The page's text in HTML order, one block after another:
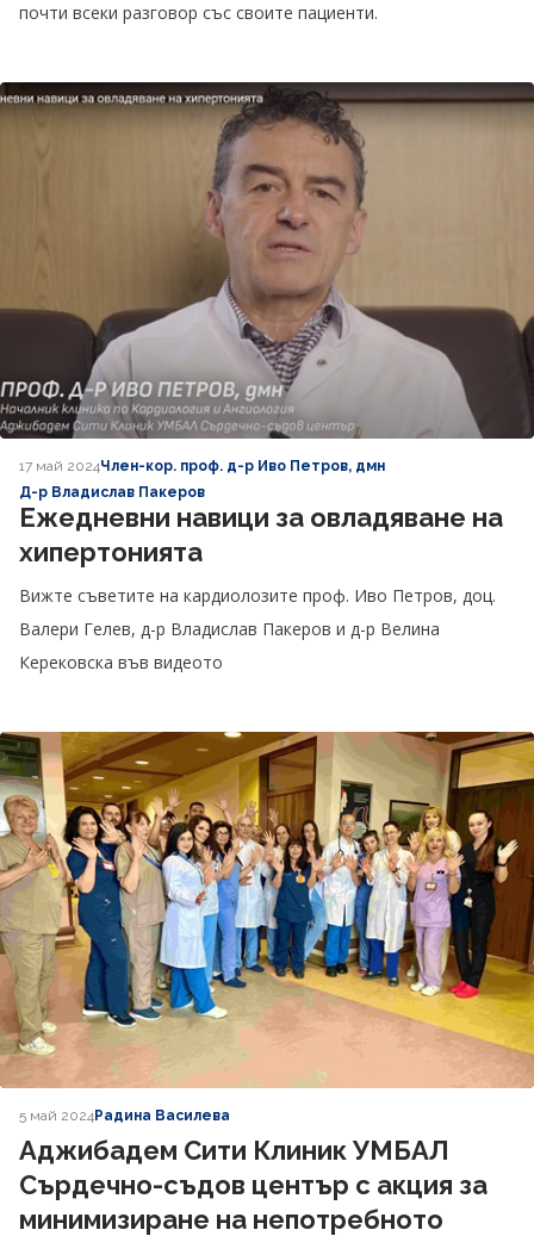
почти всеки разговор със своите пациенти.
17 май 2024Член-кор. проф. д-р Иво Петров, дмн
Д-р Владислав Пакеров
Ежедневни навици за овладяване на
хипертонията
Вижте съветите на кардиолозите проф. Иво Петров, доц.
Валери Гелев, д-р Владислав Пакеров и д-р Велина
Керековска във видеото
5 май 2024Радина Василева
Аджибадем Сити Клиник УМБАЛ
Сърдечно-съдов център с акция за
минимизиране на непотребното